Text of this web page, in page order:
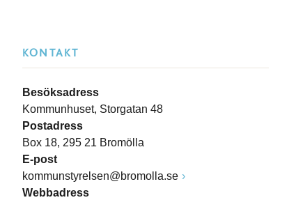
KONTAKT
Besöksadress
Kommunhuset, Storgatan 48
Postadress
Box 18, 295 21 Bromölla
E-post
kommunstyrelsen@bromolla.se
Webbadress